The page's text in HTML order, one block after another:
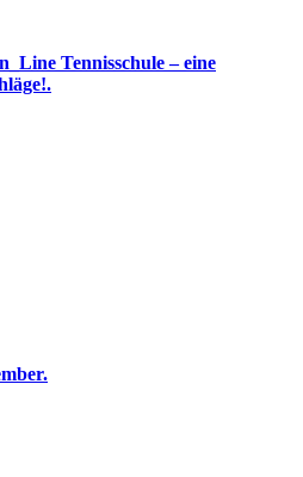
Tennisschule – eine